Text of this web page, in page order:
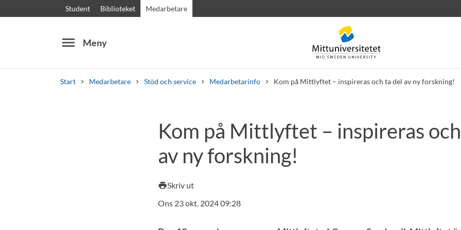
Student Biblioteket Medarbetare
menu Meny
Start Medarbetare Stöd och service Medarbetarinfo Kom på Mittlyftet – inspireras och ta del av ny forskning!
Kursplaner Välkomstbrev Personal Lediga jobb
Kom på Mittlyftet – inspireras
av ny forskning!
printSkriv ut
Ons 23 okt. 2024 09:28